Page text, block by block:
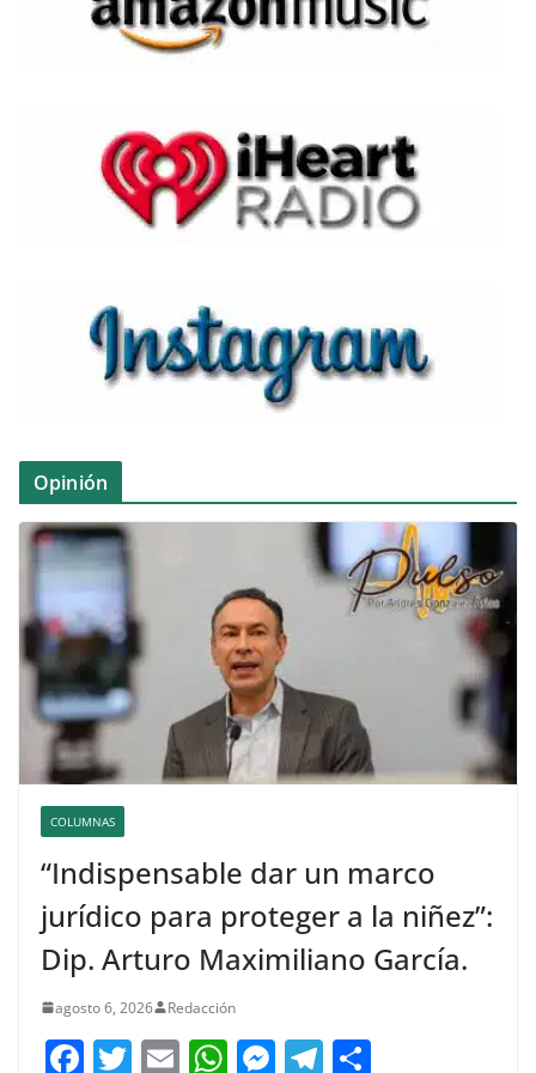
Opinión
COLUMNAS
“Indispensable dar un marco
jurídico para proteger a la niñez”:
Dip. Arturo Maximiliano García.
agosto 6, 2026 Redacción
F T E W M T